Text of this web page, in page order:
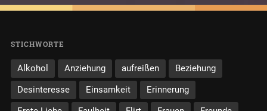
STICHWORTE
Alkohol Anziehung aufreißen
Beziehung
Desinteresse
Einsamkeit
Erinnerung